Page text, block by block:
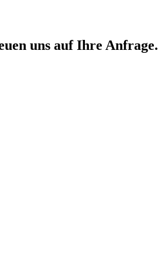
uns auf Ihre Anfrage.